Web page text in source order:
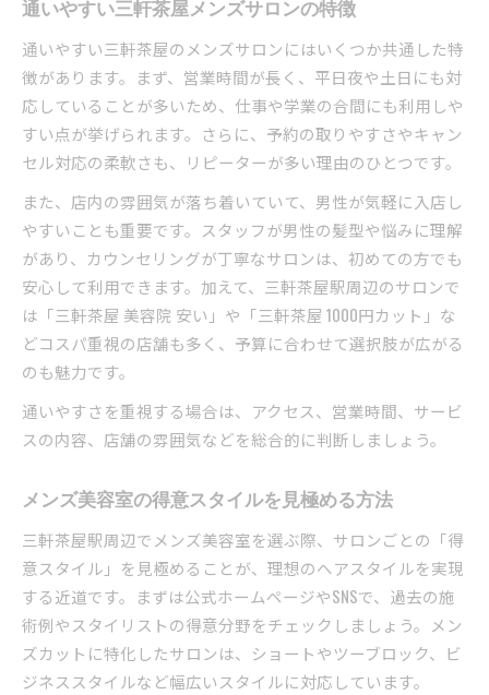
通いやすい三軒茶屋メンズサロンの特徴
通いやすい三軒茶屋のメンズサロンにはいくつか共通した特
徴があります。まず、営業時間が長く、平日夜や土日にも対
応していることが多いため、仕事や学業の合間にも利用しや
すい点が挙げられます。さらに、予約の取りやすさやキャン
セル対応の柔軟さも、リピーターが多い理由のひとつです。
また、店内の雰囲気が落ち着いていて、男性が気軽に入店し
やすいことも重要です。スタッフが男性の髪型や悩みに理解
があり、カウンセリングが丁寧なサロンは、初めての方でも
安心して利用できます。加えて、三軒茶屋駅周辺のサロンで
は「三軒茶屋 美容院 安い」や「三軒茶屋 1000円カット」な
どコスパ重視の店舗も多く、予算に合わせて選択肢が広がる
のも魅力です。
通いやすさを重視する場合は、アクセス、営業時間、サービ
スの内容、店舗の雰囲気などを総合的に判断しましょう。
メンズ美容室の得意スタイルを見極める方法
三軒茶屋駅周辺でメンズ美容室を選ぶ際、サロンごとの「得
意スタイル」を見極めることが、理想のヘアスタイルを実現
する近道です。まずは公式ホームページやSNSで、過去の施
術例やスタイリストの得意分野をチェックしましょう。メン
ズカットに特化したサロンは、ショートやツーブロック、ビ
ジネススタイルなど幅広いスタイルに対応しています。